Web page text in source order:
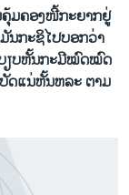
ມຄອງໜີ້ກະຍາກຢູ່
ນກະຊິໄປບອກວ່າ
ຽບຫັ້ນກະມີໝົດໝົດ
ດແນ່ຫັ້ນຫລະ ຕາມ